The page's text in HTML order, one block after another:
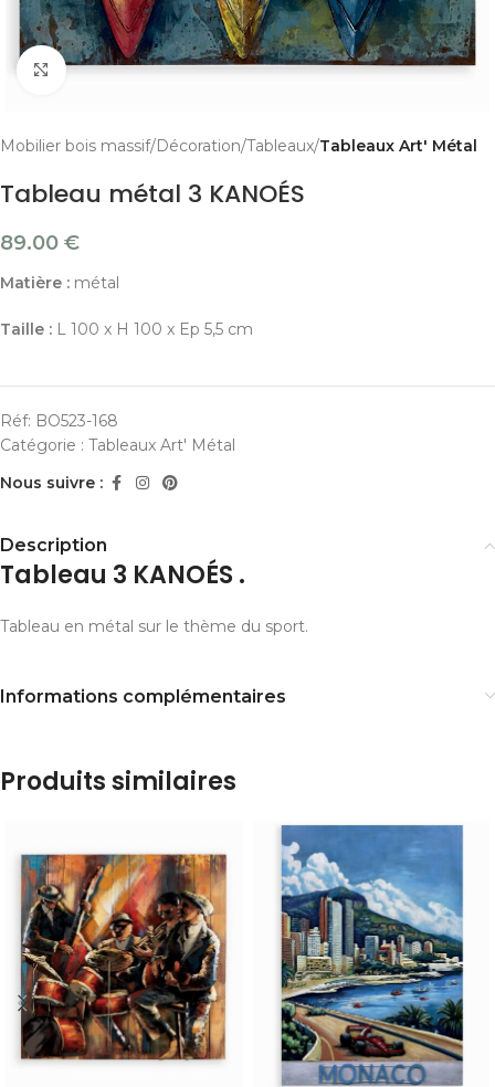
Cliquer pour agrandir
Mobilier bois massif Décoration Tableaux Tableaux Art' Métal
Tableau métal 3 KANOÉS
89.00 €
Matière : métal
Taille : L 100 x H 100 x Ep 5,5 cm
Réf: BO523-168
Catégorie : Tableaux Art' Métal
Nous suivre :
Description
Tableau 3 KANOÉS .
Tableau en métal sur le thème du sport.
Informations complémentaires
Produits similaires